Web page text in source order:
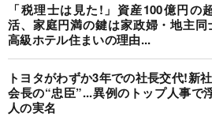
「税理士は見た!」資産100億円の
活、家庭円満の鍵は家政婦・地主同
高級ホテル住まいの理由...
トヨタがわずか3年での社長交代!新
会長の“忠臣”...異例のトップ人事で
人の実名